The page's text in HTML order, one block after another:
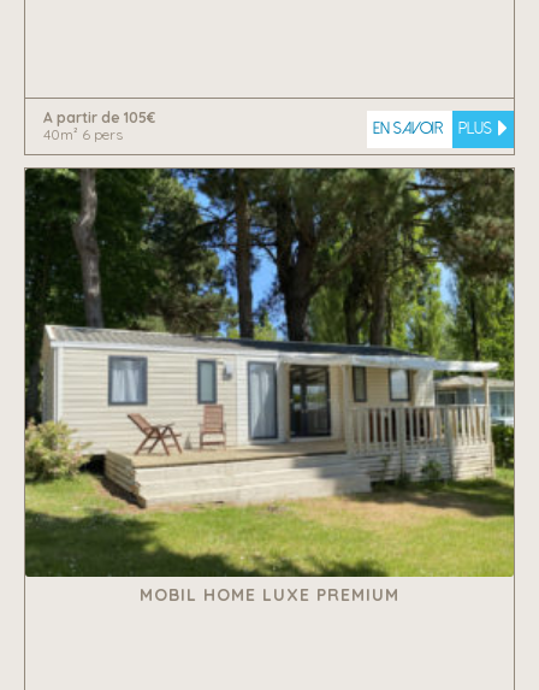
A partir de 105€
40m² 6 pers
En savoir plus
MOBIL HOME LUXE PREMIUM